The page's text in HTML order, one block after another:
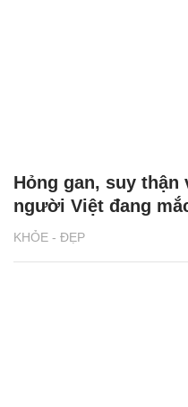
KHỎE - ĐẸP
Hỏng gan, suy
người Việt đang